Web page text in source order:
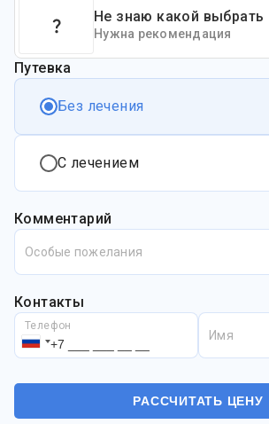
Не знаю какой выбрать
Нужна рекомендация
Путевка
Без лечения
С лечением
Комментарий
Особые пожелания
Контакты
Телефон
Имя